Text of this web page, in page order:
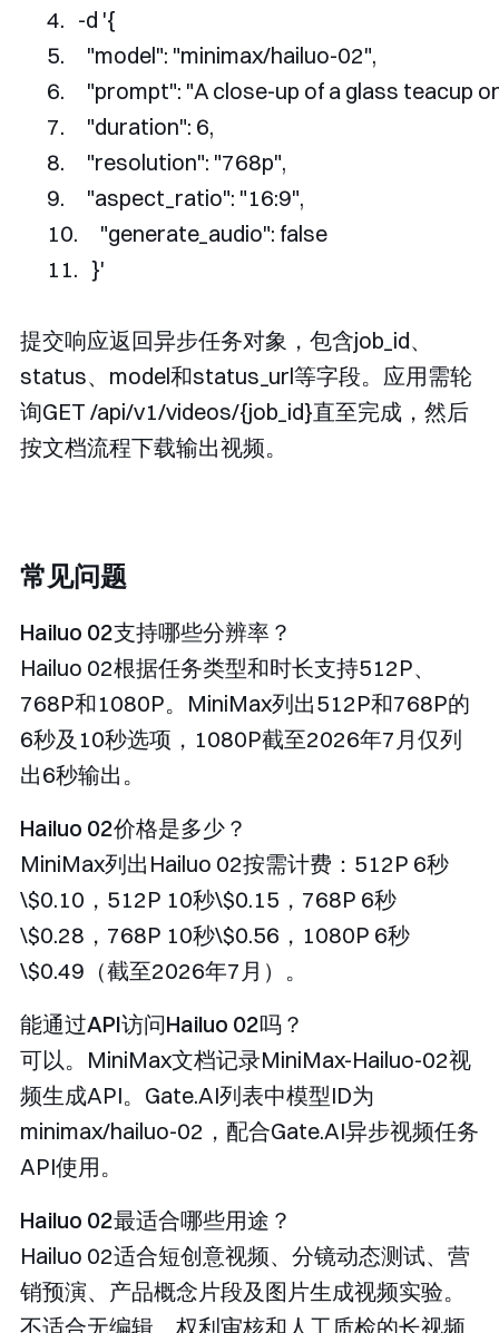
-d '{
    "model": "minimax/hailuo-02",
"prompt": "A close-up of a glass teacup
    "duration": 6,
    "resolution": "768p",
    "aspect_ratio": "16:9",
    "generate_audio": false
  }'
提交响应返回异步任务对象，包含job_id、
status、 model和status_url等字段。应用需轮
询GET /api/v1/videos/{job_id}直至完成，然后
按文档流程下载输出视频。
常见问题
Hailuo 02支持哪些分辨率？
Hailuo 02根据任务类型和时长支持512P、
768P和1080P。MiniMax列出512P和768P的
6秒及10秒选项，1080P截至2026年7月仅列
出6秒输出。
Hailuo 02价格是多少？
MiniMax列出Hailuo 02按需计费：512P 6秒
\$0.10，512P 10秒\$0.15，768P 6秒
\$0.28，768P 10秒\$0.56，1080P 6秒
\$0.49（截至2026年7月）。
能通过API访问Hailuo 02吗？
可以。MiniMax文档记录MiniMax-Hailuo-02视
频生成API。Gate.AI列表中模型ID为
minimax/hailuo-02 ，配合Gate.AI异步视频任务
API使用。
Hailuo 02最适合哪些用途？
Hailuo 02适合短创意视频、分镜动态测试、营
销预演、产品概念片段及图片生成视频实验。
不适合无编辑、权利审核和人工质检的长视频